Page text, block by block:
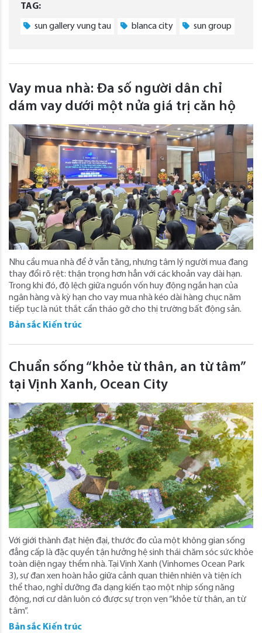
TAG:
sun gallery vung tau blanca city sun group
Vay mua nhà: Đa số người dân chỉ
dám vay dưới một nửa giá trị căn hộ
Nhu cầu mua nhà để ở vẫn tăng, nhưng tâm lý người mua đang
thay đổi rõ rệt: thận trọng hơn hẳn với các khoản vay dài hạn.
Trong khi đó, độ lệch giữa nguồn vốn huy động ngắn hạn của
ngân hàng và kỳ hạn cho vay mua nhà kéo dài hàng chục năm
tiếp tục là nút thắt cần tháo gỡ cho thị trường bất động sản.
Bản sắc Kiến trúc
Chuẩn sống “khỏe từ thân, an từ tâm”
tại Vịnh Xanh, Ocean City
Với giới thành đạt hiện đại, thước đo của một không gian sống
đẳng cấp là đặc quyền tận hưởng hệ sinh thái chăm sóc sức khỏe
toàn diện ngay thềm nhà. Tại Vịnh Xanh (Vinhomes Ocean Park
3), sự đan xen hoàn hảo giữa cảnh quan thiên nhiên và tiện ích
thể thao, nghỉ dưỡng đa dạng kiến tạo một nhịp sống năng
động, nơi cư dân luôn có được sự trọn vẹn “khỏe từ thân, an từ
tâm”.
Bản sắc Kiến trúc